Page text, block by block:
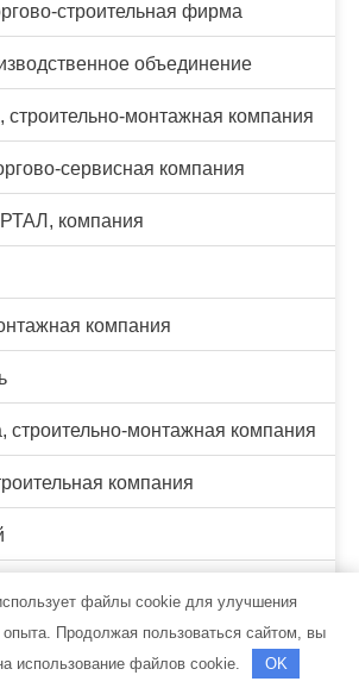
строительная фирма
объединение
строительно-монтажная компания
сервисная компания
компания
компания
строительно-монтажная компания
компания
монтажная компания
файлы cookie для улучшения
опыта. Продолжая пользоваться сайтом, вы
использование файлов cookie.
OK